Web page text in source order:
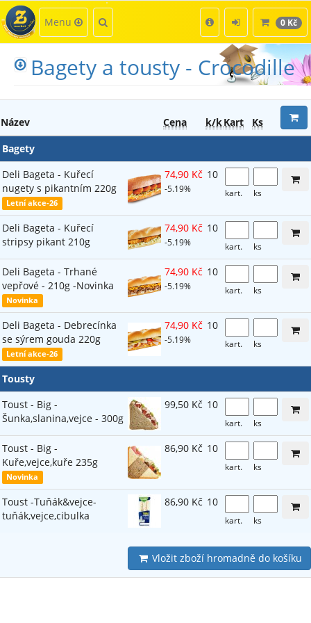
Kategorie
Menu Hledat 0 Kč
Bagety a tousty - Crocodille
Název Cena k/kKart
Ks
Bagety
Deli Bageta - Kuřecí
nugety s pikantním 220g
Letní akce-26
74,90 Kč
-5.19%
10
kart. ks
Deli Bageta - Kuřecí
stripsy pikant 210g
74,90 Kč
-5.19%
10
kart. ks
Deli Bageta - Trhané
vepřové - 210g -Novinka
Novinka
74,90 Kč
-5.19%
10
kart. ks
Deli Bageta - Debrecínka
se sýrem gouda 220g
Letní akce-26
74,90 Kč
-5.19%
10
kart. ks
Tousty
Toust - Big -
Šunka,slanina,vejce - 300g
99,50 Kč 10
kart. ks
Toust - Big -
Kuře,vejce,kuře 235g
Novinka
86,90 Kč 10
kart. ks
Toust -Tuňák&vejce-
tuňák,vejce,cibulka
86,90 Kč 10
kart. ks
Vložit zboží hromadně do košíku